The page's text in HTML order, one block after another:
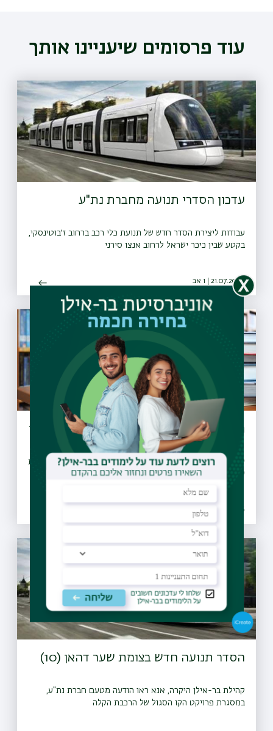
עוד פרסומים שיעניינו אותך
עדכון הסדרי תנועה מחברת נת"ע
עבודות ליצירת הסדר חדש של תנועת כלי רכב ברחוב ז׳בוטינסקי,
בקטע שבין כיכר ישראל לרחוב אנצו סירני
21.07.2026 | ו אב
הארכת שעות הפעילות של ספריות בר-אילן
לרגל תקופת המבחנים, שש מספריות האוניברסיטה מאריכות את
שעות הפעילות שלהן
08.07.2026 | כב תמוז
הסדר תנועה חדש בצומת שער דהאן (10)
קהילת בר-אילן היקרה, אנא ראו הודעה מטעם חברת נת"ע,
במסגרת פרויקט הקו הסגול של הרכבת הקלה